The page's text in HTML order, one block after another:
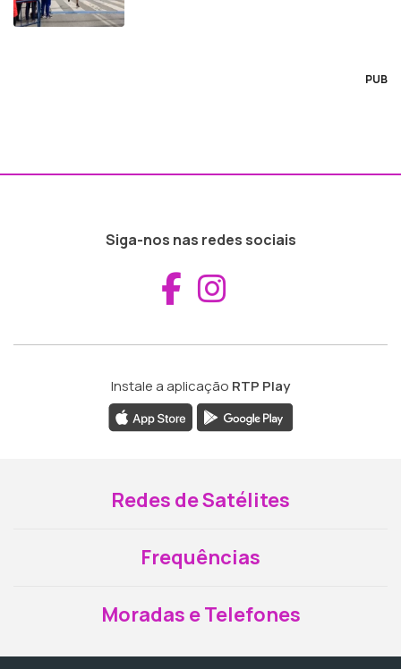
PUB
Siga-nos nas redes sociais
Aceder ao
Instale a aplicação RTP Play
Redes de Satélites
Frequências
Moradas e Telefones